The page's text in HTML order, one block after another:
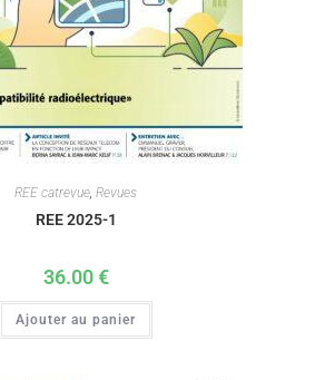
REE catrevue Revues
REE 2025-1
36.00€
Ajouter au panier